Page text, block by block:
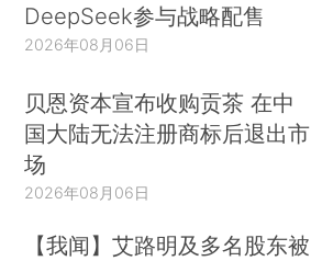
DeepSeek参与战略配售
2026年08月06日
贝恩资本宣布收购贡茶 在中
国大陆无法注册商标后退出市
场
2026年08月06日
【我闻】艾路明及多名股东被